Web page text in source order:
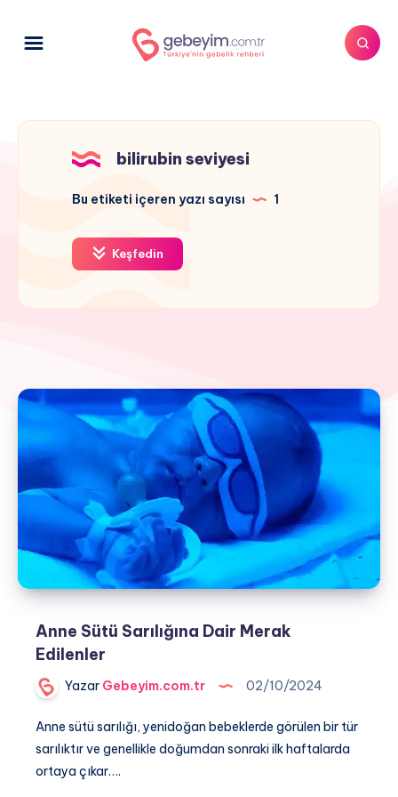
bilirubin seviyesi
Bu etiketi içeren yazı sayısı 1
Keşfedin
Anne Sütü Sarılığına Dair Merak
Edilenler
Yazar Gebeyim.com.tr 02/10/2024
Anne sütü sarılığı, yenidoğan bebeklerde görülen bir tür
sarılıktır ve genellikle doğumdan sonraki ilk haftalarda
ortaya çıkar….